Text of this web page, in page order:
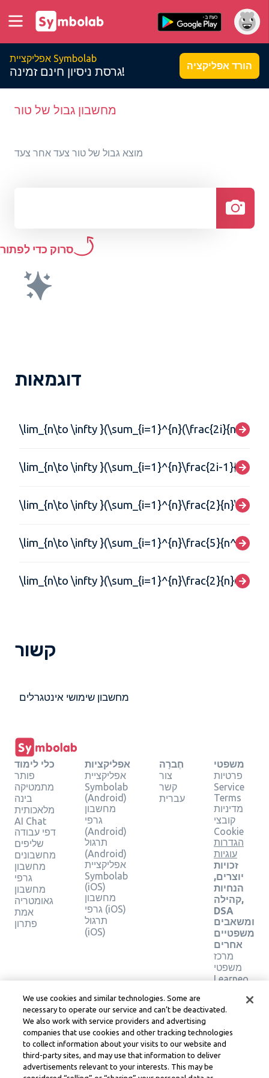
אפליקציית Symbolab
גרסת ניסיון חינם זמינה! הורד אפליקציה
מחשבון גבול של טור
מוצא גבול של טור צעד אחר צעד
סרוק כדי לפתור
דוגמאות
\lim_{n\to \infty
\lim_{n\to \infty }(\sum_{i=1}^{n}\frac{2i-
\lim_{n\to \infty
\lim_{n\to \infty }(\sum_{i=1}^{n}\frac{5}{n^{3}}(i-
\lim_{n\to \infty }(\sum_{i=1}^{n}\frac{2}{n}(6-
קשור
מחשבון שימושי אינטגרלים
כלי לימוד
פותר
מתמטיקה
בינה
מלאכותית
AI Chat
דפי עבודה
שליפים
מחשבונים
מחשבון
גרפי
מחשבון
גאומטריה
אמת
פתרון
אפליקציות
אפליקציית
Symbolab
(Android)
מחשבון
גרפי
(Android)
תרגול
(Android)
אפליקציית
Symbolab
(iOS)
מחשבון
גרפי (iOS)
תרגול
(iOS)
חֶברָה
צור
קשר
עברית
משפטי
פרטיות
Service
Terms
מדיניות
קובצי
Cookie
הגדרות
עוגיות
זכויות
יוצרים,
הנחיות
קהילה,
DSA
ומשאבים
משפטיים
אחרים
מרכז
משפטי
Learneo
של
Symbolab, a Learneo, Inc. business
© Learneo, Inc. 2024
We use cookies and similar technologies. Some are
necessary to operate our service and can’t be deactivated.
We also work with service providers and advertising
companies that use cookies and other tracking technologies
to collect information about your visits to our website and
third-party sites, and may use that information to deliver
advertisements relevant to your interests. This may be